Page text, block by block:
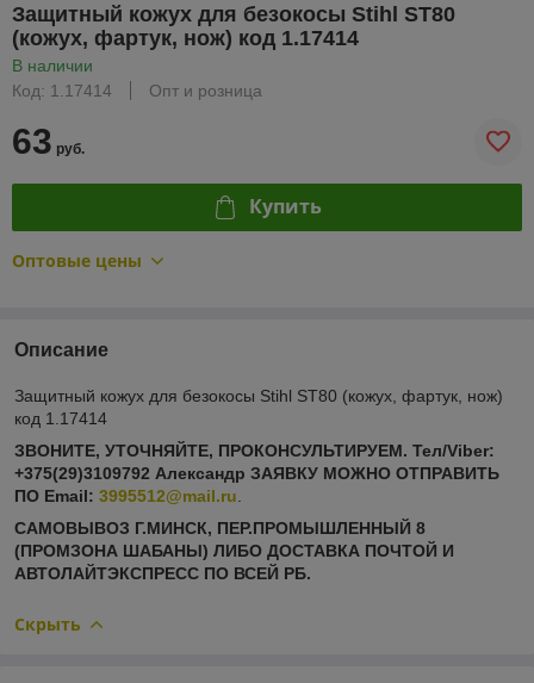
Защитный кожух для безокосы Stihl ST80
(кожух, фартук, нож) код 1.17414
В наличии
Код: 1.17414
Опт и розница
63 руб.
Купить
Оптовые цены
Описание
Защитный кожух для безокосы Stihl ST80 (кожух, фартук, нож)
код 1.17414
ЗВОНИТЕ, УТОЧНЯЙТЕ, ПРОКОНСУЛЬТИРУЕМ. Тел/Viber:
+375(29)3109792 Александр ЗАЯВКУ МОЖНО ОТПРАВИТЬ
ПО Email: 3995512@mail.ru
САМОВЫВОЗ Г.МИНСК, ПЕР.ПРОМЫШЛЕННЫЙ 8
(ПРОМЗОНА ШАБАНЫ) ЛИБО ДОСТАВКА ПОЧТОЙ И
АВТОЛАЙТЭКСПРЕСС ПО ВСЕЙ РБ.
Скрыть